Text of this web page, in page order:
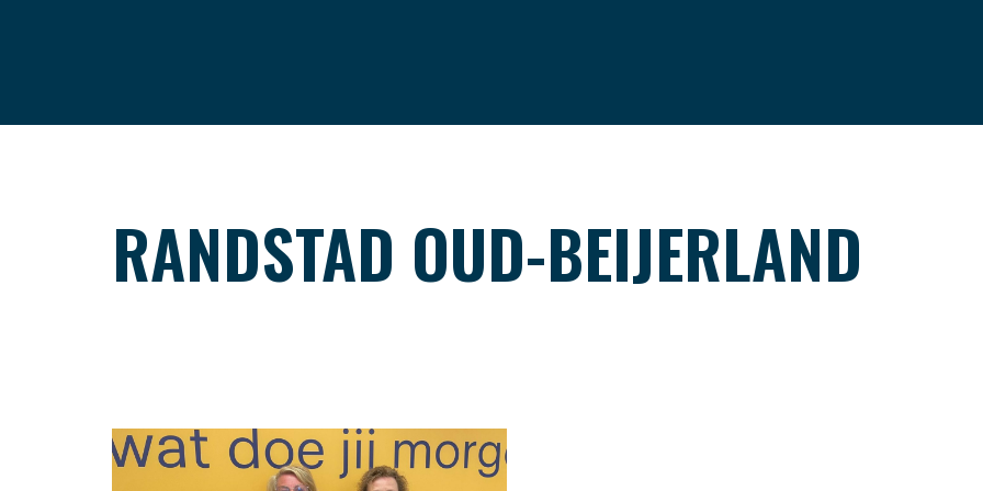
VRIENDEN PODCAST CONTACT
RANDSTAD OUD-BEIJERLAND